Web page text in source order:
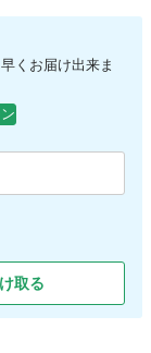
くお届け出来ま
取る